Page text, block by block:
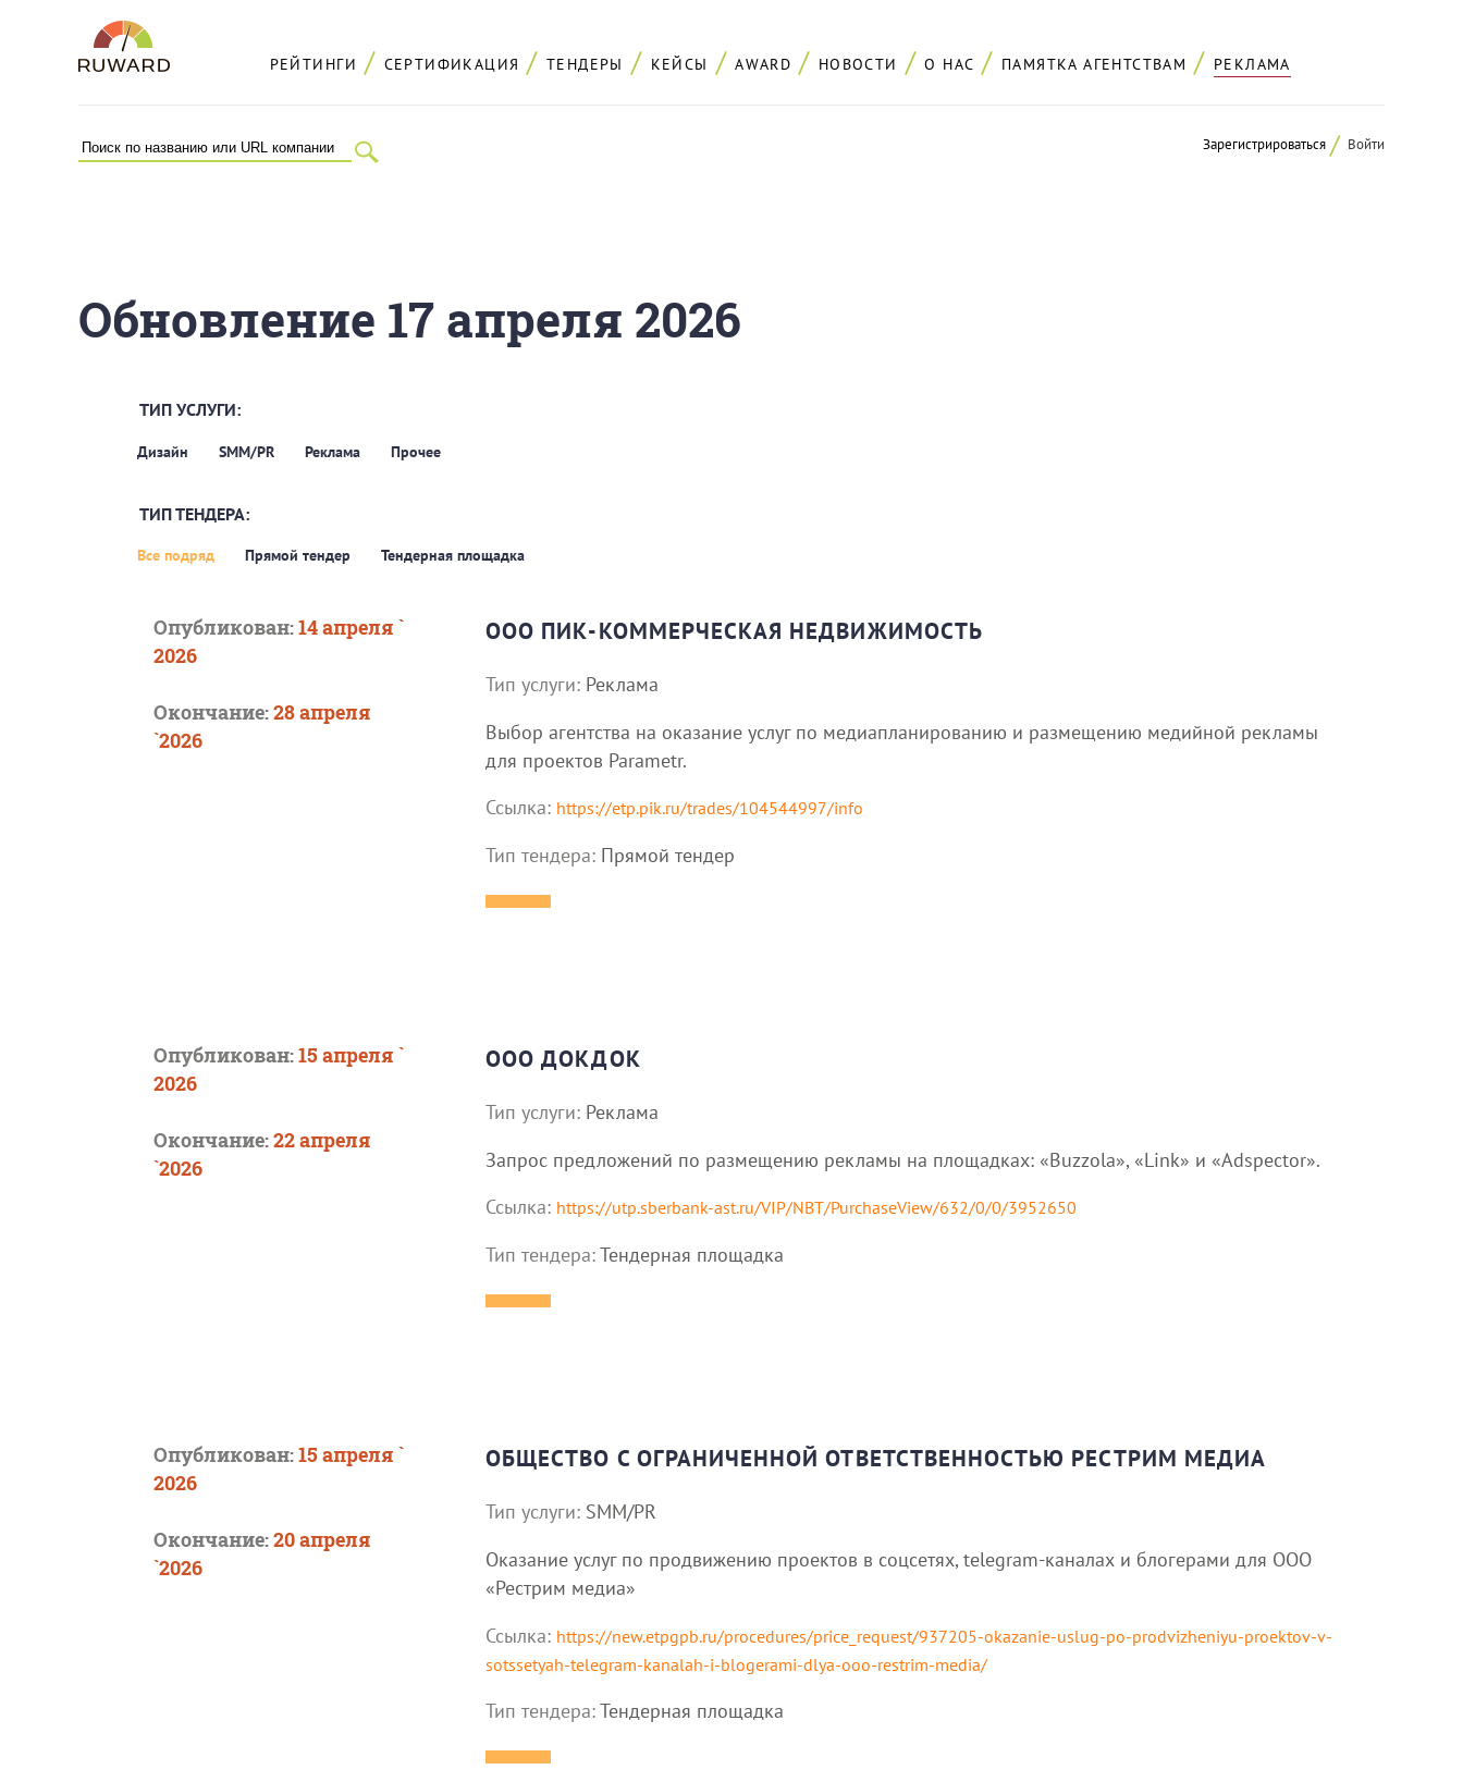
РЕЙТИНГИ СЕРТИФИКАЦИЯ ТЕНДЕРЫ КЕЙСЫ AWARD НОВОСТИ О НАС ПАМЯТКА АГЕНТСТВАМ РЕКЛАМА
Зарегистрироваться Войти
Обновление 17 апреля 2026
ТИП УСЛУГИ:
Дизайн SMM/PR Реклама Прочее
ТИП ТЕНДЕРА:
Все подряд Прямой тендер Тендерная площадка
Опубликован:14 апреля `
2026
Окончание:28 апреля
`2026
ООО ПИК-КОММЕРЧЕСКАЯ НЕДВИЖИМОСТЬ
Тип услуги: Реклама
Выбор агентства на оказание услуг по медиапланированию и размещению медийной рекламы
для проектов Parametr.
Ссылка: https://etp.pik.ru/trades/104544997/info
Тип тендера: Прямой тендер
Опубликован:15 апреля `
2026
Окончание:22 апреля
`2026
ООО ДОКДОК
Тип услуги: Реклама
Запрос предложений по размещению рекламы на площадках: «Buzzola», «Link» и «Adspector».
Ссылка: https://utp.sberbank-ast.ru/VIP/NBT/PurchaseView/632/0/0/3952650
Тип тендера:Тендерная площадка
Опубликован:15 апреля `
2026
Окончание:20 апреля
`2026
ОБЩЕСТВО С ОГРАНИЧЕННОЙ ОТВЕТСТВЕННОСТЬЮ РЕСТРИМ МЕДИА
Тип услуги: SMM/PR
Оказание услуг по продвижению проектов в соцсетях, telegram-каналах и блогерами для ООО
«Рестрим медиа»
Ссылка: https://new.etpgpb.ru/procedures/price_request/937205-okazanie-uslug-po-prodvizheniyu-proektov-v-
sotssetyah-telegram-kanalah-i-blogerami-dlya-ooo-restrim-media/
Тип тендера:Тендерная площадка